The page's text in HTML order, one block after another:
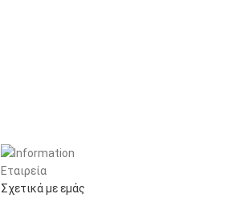
Εταιρεία
Σχετικά με εμάς